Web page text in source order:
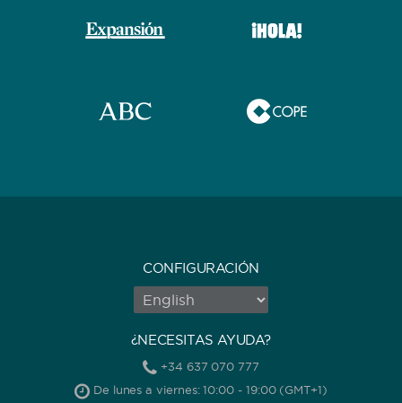
CONFIGURACIÓN
¿NECESITAS AYUDA?
+34 637 070 777
De lunes a viernes: 10:00 - 19:00 (GMT+1)